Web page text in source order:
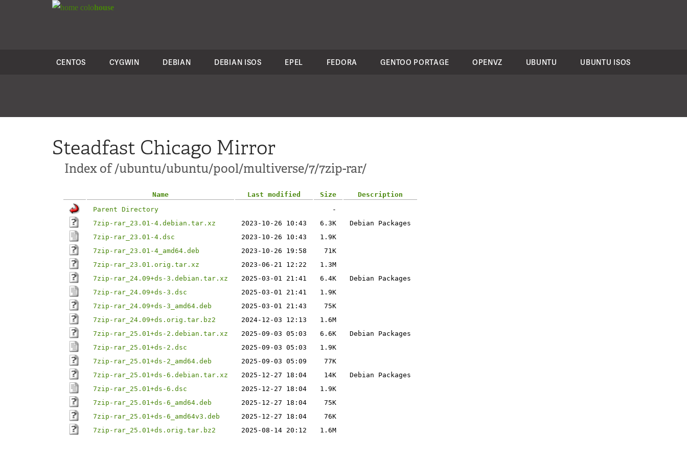
colohouse
CENTOS CYGWIN DEBIAN DEBIAN ISOS EPEL FEDORA GENTOO PORTAGE OPENVZ UBUNTU UBUNTU ISOS
Steadfast Chicago Mirror
Index of /ubuntu/ubuntu/pool/multiverse/7/7zip-rar/
Name Last modified Size
Description
Parent Directory
-
7zip-rar_23.01-4.debian.tar.xz
2023-10-26 10:43 6.3K
Debian Packages
7zip-rar_23.01-4.dsc
2023-10-26 10:43
1.9K
7zip-rar_23.01-4_amd64.deb
2023-10-26 19:58
71K
7zip-rar_23.01.orig.tar.xz
2023-06-21 12:22
1.3M
7zip-rar_24.09+ds-3.debian.tar.xz
2025-03-01 21:41 6.4K
Debian Packages
7zip-rar_24.09+ds-3.dsc
2025-03-01 21:41
1.9K
7zip-rar_24.09+ds-3_amd64.deb
2025-03-01 21:43
75K
7zip-rar_24.09+ds.orig.tar.bz2
2024-12-03 12:13
1.6M
7zip-rar_25.01+ds-2.debian.tar.xz
2025-09-03 05:03 6.6K
Debian Packages
7zip-rar_25.01+ds-2.dsc
2025-09-03 05:03
1.9K
7zip-rar_25.01+ds-2_amd64.deb
2025-09-03 05:09
77K
7zip-rar_25.01+ds-6.debian.tar.xz
2025-12-27 18:04 14K
Debian Packages
7zip-rar_25.01+ds-6.dsc
2025-12-27 18:04
1.9K
7zip-rar_25.01+ds-6_amd64.deb
2025-12-27 18:04
75K
7zip-rar_25.01+ds-6_amd64v3.deb
2025-12-27 18:04
76K
7zip-rar_25.01+ds.orig.tar.bz2
2025-08-14 20:12 1.6M